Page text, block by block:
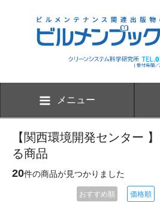
メニュー
【関西環境開発センター
る商品
20件の商品が見つかりました
おすすめ順 価格順